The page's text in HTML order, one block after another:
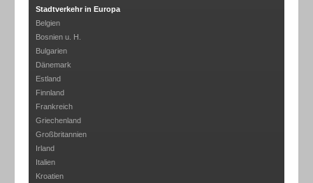
Stadtverkehr in Europa
Belgien
Bosnien u. H.
Bulgarien
Dänemark
Estland
Finnland
Frankreich
Griechenland
Großbritannien
Irland
Italien
Kroatien